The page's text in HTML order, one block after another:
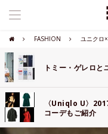
FASHION ユニクロ
トミー・ゲレロと
〈Uniqlo U〉
コーデもご紹介